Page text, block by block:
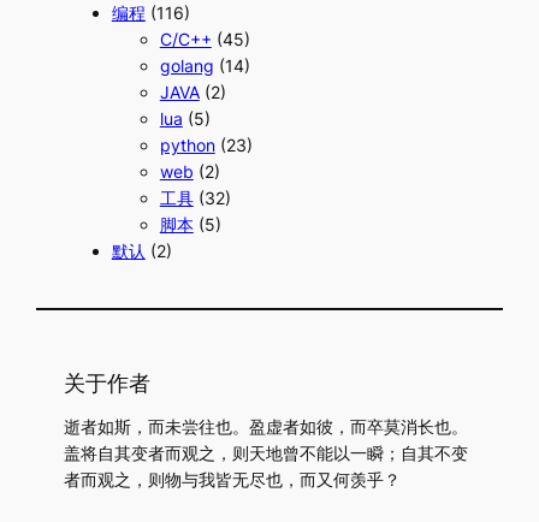
编程 (116)
C/C++ (45)
golang (14)
JAVA(2)
lua (5)
python(23)
web (2)
工具(32)
脚本 (5)
默认 (2)
关于作者
逝者如斯，而未尝往也。盈虚者如彼，而卒莫消长也。
盖将自其变者而观之，则天地曾不能以一瞬；自其不变
者而观之，则物与我皆无尽也，而又何羡乎？